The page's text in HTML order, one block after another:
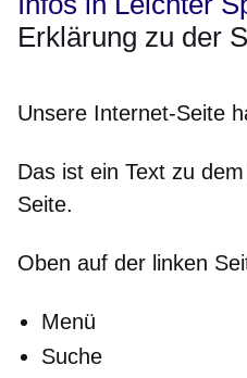
Erklärung zu der
Unsere Internet-Seite
Das ist ein Text zu
Seite.
Oben auf der linken
Menü
Suche